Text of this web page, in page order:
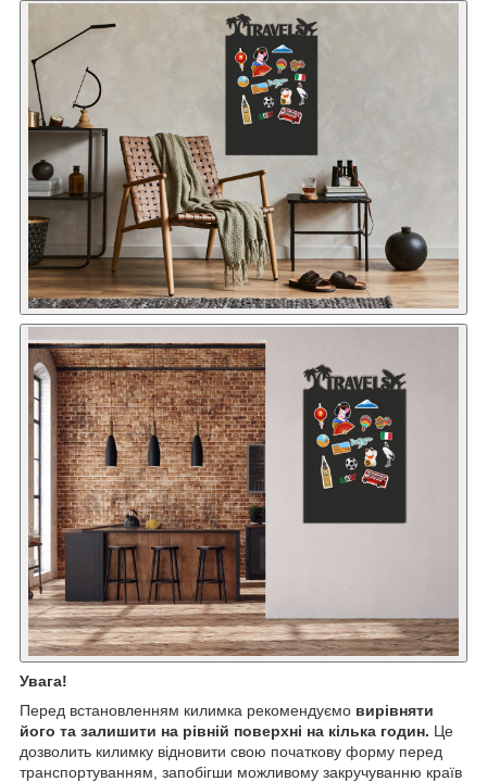
Увага!
Перед встановленням килимка рекомендуємо вирівняти
його та залишити на рівній поверхні на кілька годин. Це
дозволить килимку відновити свою початкову форму перед
транспортуванням, запобігши можливому закручуванню країв